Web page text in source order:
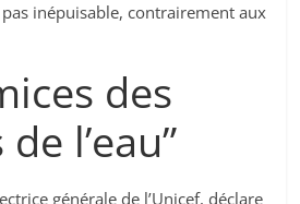
pas inépuisable, contrairement aux
des
l’eau”
générale de l’Unicef, déclare